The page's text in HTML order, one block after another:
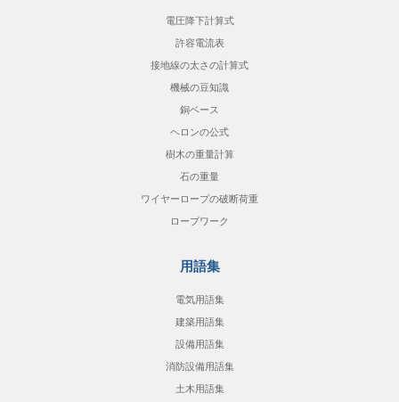
電圧降下計算式
許容電流表
接地線の太さの計算式
機械の豆知識
銅ベース
ヘロンの公式
樹木の重量計算
石の重量
ワイヤーロープの破断荷重
ロープワーク
用語集
電気用語集
建築用語集
設備用語集
消防設備用語集
土木用語集